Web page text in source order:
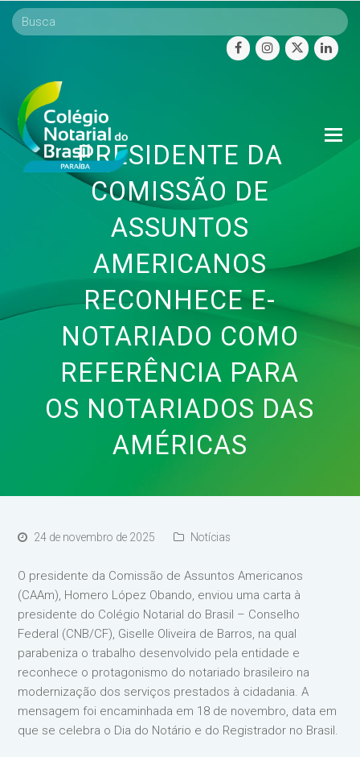
facebookinstagram
twitter
PRESIDENTE DA
COMISSÃO DE
ASSUNTOS
AMERICANOS
RECONHECE E-
NOTARIADO COMO
REFERÊNCIA PARA
OS NOTARIADOS DAS
AMÉRICAS
24 de novembro de 2025 Notícias
O presidente da Comissão de Assuntos Americanos
(CAAm), Homero López Obando, enviou uma carta à
presidente do Colégio Notarial do Brasil – Conselho
Federal (CNB/CF), Giselle Oliveira de Barros, na qual
parabeniza o trabalho desenvolvido pela entidade e
reconhece o protagonismo do notariado brasileiro na
modernização dos serviços prestados à cidadania. A
mensagem foi encaminhada em 18 de novembro, data em
que se celebra o Dia do Notário e do Registrador no Brasil.